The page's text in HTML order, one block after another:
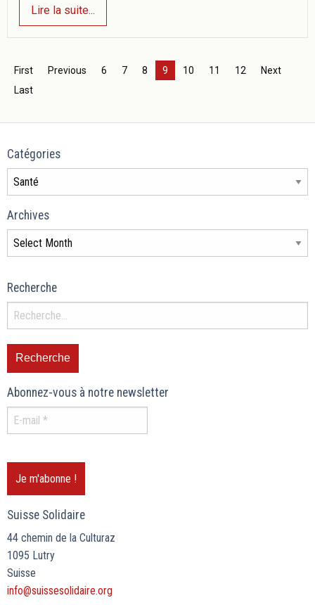
Lire la suite...
First Previous 6 7 8 9 10 11 12
Next
Last
Catégories
Archives
Recherche
Abonnez-vous à notre newsletter
Suisse Solidaire
44 chemin de la Culturaz
1095 Lutry
Suisse
info@suissesolidaire.org